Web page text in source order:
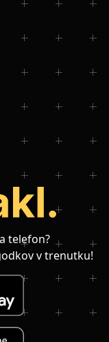
telefon?
v trenutku!